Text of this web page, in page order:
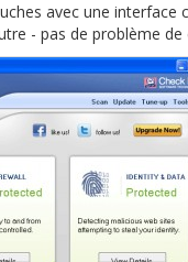
avec une interface
- pas de problème